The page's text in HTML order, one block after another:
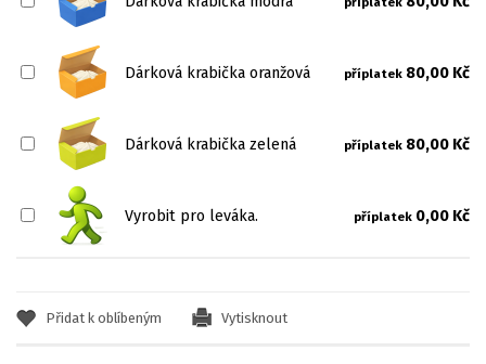
Dárková krabička oranžová příplatek 80,00 Kč
Dárková krabička zelená příplatek 80,00 Kč
Vyrobit pro leváka. příplatek 0,00 Kč
Přidat k oblíbeným Vytisknout